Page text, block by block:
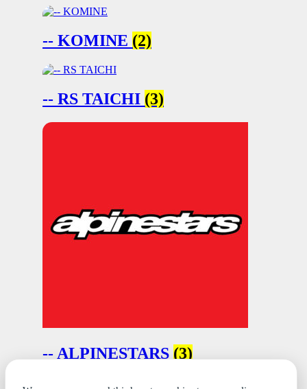
-- KOMINE (2)
-- RS TAICHI (3)
-- ALPINESTARS (3)